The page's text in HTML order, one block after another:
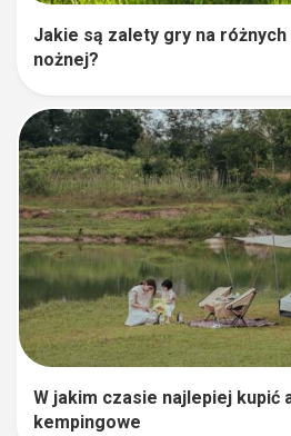
Jakie są zalety gry na różnych
nożnej?
W jakim czasie najlepiej kupić
kempingowe